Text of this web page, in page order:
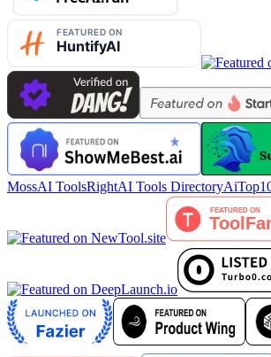
MossAI ToolsRightAI Tools Directory